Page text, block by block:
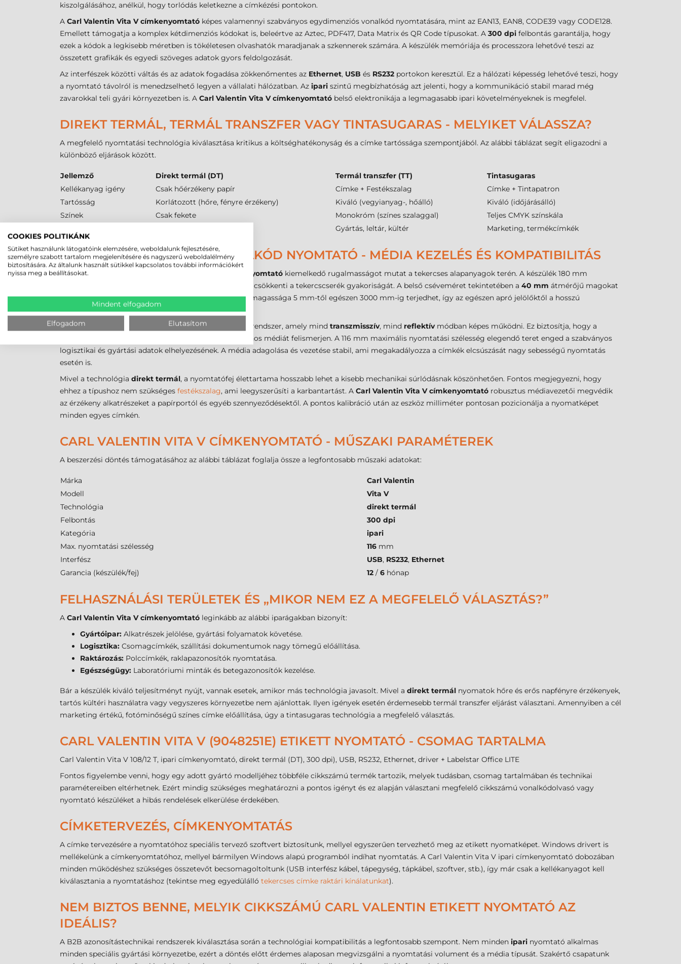
kiszolgálásához, anélkül, hogy torlódás keletkezne a címkézési pontokon.
A Carl Valentin Vita V címkenyomtató képes valamennyi szabványos egydimenziós vonalkód nyomtatására, mint az EAN13, EAN8, CODE39 vagy CODE128.
Emellett támogatja a komplex kétdimenziós kódokat is, beleértve az Aztec, PDF417, Data Matrix és QR Code típusokat. A 300 dpi felbontás garantálja, hogy
ezek a kódok a legkisebb méretben is tökéletesen olvashatók maradjanak a szkennerek számára. A készülék memóriája és processzora lehetővé teszi az
összetett grafikák és egyedi szöveges adatok gyors feldolgozását.
Az interfészek közötti váltás és az adatok fogadása zökkenőmentes az Ethernet, USB és RS232 portokon keresztül. Ez a hálózati képesség lehetővé teszi, hogy
a nyomtató távolról is menedzselhető legyen a vállalati hálózatban. Az ipari szintű megbízhatóság azt jelenti, hogy a kommunikáció stabil marad még
zavarokkal teli gyári környezetben is. A Carl Valentin Vita V címkenyomtató belső elektronikája a legmagasabb ipari követelményeknek is megfelel.
DIREKT TERMÁL, TERMÁL TRANSZFER VAGY TINTASUGARAS - MELYIKET VÁLASSZA?
A megfelelő nyomtatási technológia kiválasztása kritikus a költséghatékonyság és a címke tartóssága szempontjából. Az alábbi táblázat segít eligazodni a
különböző eljárások között.
Jellemző Direkt termál (DT) Termál transzfer (TT)
Tintasugaras
Kellékanyag igény
Csak hőérzékeny papír Címke + Festékszalag
Címke + Tintapatron
Tartósság
Korlátozott (hőre, fényre érzékeny) Kiváló (vegyianyag-, hőálló)
Kiváló (időjárásálló)
Színek
Csak fekete Monokróm (színes szalaggal)
Teljes CMYK színskála
Gyártás, leltár, kültér Marketing, termékcímkék
CARL VALENTIN VITA V VONALKÓD NYOMTATÓ - MÉDIA KEZELÉS ÉS KOMPATIBILITÁS
A média kezelése során a Carl Valentin Vita V címkenyomtató kiemelkedő rugalmasságot mutat a tekercses alapanyagok terén. A készülék 180 mm
maximális külső tekercsátmérőt képes befogadni, ami csökkenti a tekercscserék gyakoriságát. A belső cséveméret tekintetében a 40 mm átmérőjű magokat
támogatja a mechanika. A kezelhetőtekercses címke
magassága 5 mm-től egészen 3000 mm-ig terjedhet, így az egészen apró jelölőktől a hosszú
raklapkísérő lapokig minden gyártható.
A pontos nyomtatás alapja az állítható címkeérzékelő rendszer, amely mind transzmisszív, mind reflektívmódban képes működni. Ez biztosítja, hogy a
nyomtató bármilyen stancolt, fekete jeles vagy folytonos médiát felismerjen. A 116 mm maximális nyomtatási szélesség elegendő teret enged a szabványos
logisztikai és gyártási adatok elhelyezésének. A média adagolása és vezetése stabil, ami megakadályozza a címkék elcsúszását nagy sebességű nyomtatás
esetén is.
Mivel a technológia direkt termál, a nyomtatófej élettartama hosszabb lehet a kisebb mechanikai súrlódásnak köszönhetően. Fontos megjegyezni, hogy
ehhez a típushoz nem szükséges festékszalag, ami leegyszerűsíti a karbantartást. A Carl Valentin Vita V címkenyomtató robusztus médiavezetői megvédik
az érzékeny alkatrészeket a papírportól és egyéb szennyeződésektől. A pontos kalibráció után az eszköz milliméter pontosan pozicionálja a nyomatképet
minden egyes címkén.
CARL VALENTIN VITA V CÍMKENYOMTATÓ - MŰSZAKI PARAMÉTEREK
A beszerzési döntés támogatásához az alábbi táblázat foglalja össze a legfontosabb műszaki adatokat:
Márka
Carl Valentin
Modell
Vita V
Technológia
direkt termál
Felbontás
300 dpi
Kategória
ipari
Max. nyomtatási szélesség
116 mm
Interfész
USB, RS232, Ethernet
Garancia (készülék/fej)
12 / 6 hónap
FELHASZNÁLÁSI TERÜLETEK ÉS „MIKOR NEM EZ A MEGFELELŐ VÁLASZTÁS?”
A Carl Valentin Vita V címkenyomtató leginkább az alábbi iparágakban bizonyít:
Gyártóipar: Alkatrészek jelölése, gyártási folyamatok követése.
Logisztika: Csomagcímkék, szállítási dokumentumok nagy tömegű előállítása.
Raktározás: Polccímkék, raklapazonosítók nyomtatása.
Egészségügy: Laboratóriumi minták és betegazonosítók kezelése.
Bár a készülék kiváló teljesítményt nyújt, vannak esetek, amikor más technológia javasolt. Mivel a direkt termál nyomatok hőre és erős napfényre érzékenyek,
tartós kültéri használatra vagy vegyszeres környezetbe nem ajánlottak. Ilyen igények esetén érdemesebb termál transzfer eljárást választani. Amennyiben a cél
marketing értékű, fotóminőségű színes címke előállítása, úgy a tintasugaras technológia a megfelelő választás.
CARL VALENTIN VITA V (9048251E) ETIKETT NYOMTATÓ - CSOMAG TARTALMA
Carl Valentin Vita V 108/12 T, ipari címkenyomtató, direkt termál (DT), 300 dpi), USB, RS232, Ethernet, driver + Labelstar Office LITE
Fontos figyelembe venni, hogy egy adott gyártó modelljéhez többféle cikkszámú termék tartozik, melyek tudásban, csomag tartalmában és technikai
paramétereiben eltérhetnek. Ezért mindig szükséges meghatározni a pontos igényt és ez alapján választani megfelelő cikkszámú vonalkódolvasó vagy
nyomtató készüléket a hibás rendelések elkerülése érdekében.
CÍMKETERVEZÉS, CÍMKENYOMTATÁS
A címke tervezésére a nyomtatóhoz speciális tervező szoftvert biztosítunk, mellyel egyszerűen tervezhető meg az etikett nyomatképet. Windows drivert is
mellékelünk a címkenyomtatóhoz, mellyel bármilyen Windows alapú programból indíhat nyomtatás. A Carl Valentin Vita V ipari címkenyomtató dobozában
minden működéshez szükséges összetevőt becsomagoltoltunk (USB interfész kábel, tápegység, tápkábel, szoftver, stb.), így már csak a kellékanyagot kell
kiválasztania a nyomtatáshoz (tekintse meg egyedülálló tekercses címke raktári kínálatunkat).
NEM BIZTOS BENNE, MELYIK CIKKSZÁMÚ CARL VALENTIN ETIKETT NYOMTATÓ AZ
IDEÁLIS?
A B2B azonosítástechnikai rendszerek kiválasztása során a technológiai kompatibilitás a legfontosabb szempont. Nem minden ipari nyomtató alkalmas
minden speciális gyártási környezetbe, ezért a döntés előtt érdemes alaposan megvizsgálni a nyomtatási volument és a média típusát. Szakértő csapatunk
COOKIES POLITIKÁNK
Sütiket használunk látogatóink elemzésére, weboldalunk fejlesztésére,
személyre szabott tartalom megjelenítésére és nagyszerű weboldalélmény
biztosítására. Az általunk használt sütikkel kapcsolatos további információkért
nyissa meg a beállításokat.
Mindent elfogadom
Elfogadom Elutasítom